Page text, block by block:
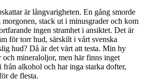
är långvarigheten. En gång smorde
stack ut i minusgrader och kom
ingen stramhet i ansiktet. Det är
för torr hud, särskilt i vårt svenska
hud? Då är det värt att testa. Min hy
och mineraloljor, men här finns inget
från alkohol och har inga starka dofter,
de flesta.